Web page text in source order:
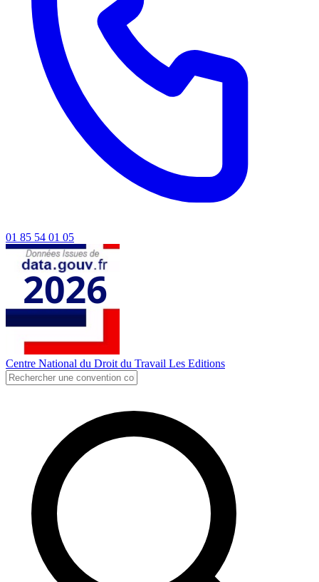
01 85 54 01 05
Centre National du Droit du Travail Les Editions